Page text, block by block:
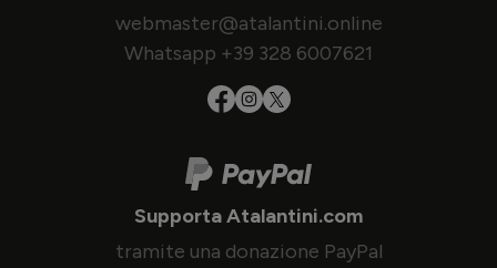
webmaster@atalantini.online
Whatsapp +39 328 6007621
Supporta Atalantini.com
tramite una donazione PayPal